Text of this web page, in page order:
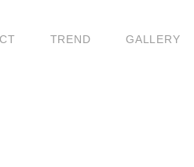
TREND GALLERY
BLOG